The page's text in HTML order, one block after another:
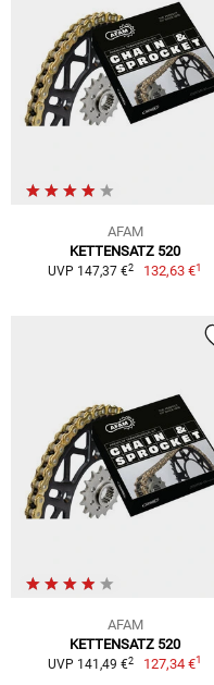
AFAM
KETTENSATZ 520
UVP 147,37 €2 132,63 €1
AFAM
KETTENSATZ 520
UVP 141,49 €2 127,34 €1